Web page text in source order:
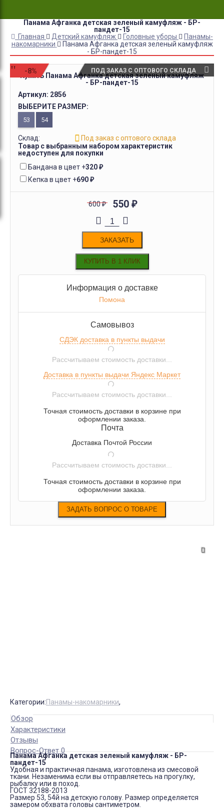
Панама Афганка детская зеленый камуфляж - БР-
пандет-15
Главная
Детский камуфляж Головные уборы
Панамы-
накомарники
Панама Афганка детская зеленый камуфляж
- БР-пандет-15
-8% ПОД ЗАКАЗ С ОПТОВОГО СКЛАДА
Купить Панама Афганка детская зеленый камуфляж
- БР-пандет-15
Артикул: 2856
ВЫБЕРИТЕ РАЗМЕР:
53 54
Склад:
Под заказ с оптового склада
Товар с выбранным набором характеристик
недоступен для покупки
Бандана в цвет +320₽
Кепка в цвет +690₽
600₽ 550 ₽
ЗАКАЗАТЬ
Информация о доставке
Помона
Самовывоз
СДЭК доставка в пункты выдачи
Рассчитываем стоимость доставки...
Доставка в пункты выдачи Яндекс Маркет
Рассчитываем стоимость доставки...
Точная стоимость доставки в корзине при
оформлении заказа.
Почта
Доставка Почтой России
Рассчитываем стоимость доставки...
Точная стоимость доставки в корзине при
оформлении заказа.
Категории:Панамы-накомарники,
Обзор
Характеристики
Отзывы
Вопрос-Ответ 0
Панама Афганка детская зеленый камуфляж - БР-
пандет-15
Удобная и практичная панама, изготовлена из смесовой
ткани. Незаменима если вы отправляетесь на прогулку,
рыбалку или в поход.
ГОСТ 32188-2013
Размер 53, 54й на детскую голову. Размер определяется
замером обхвата головы сантиметром.